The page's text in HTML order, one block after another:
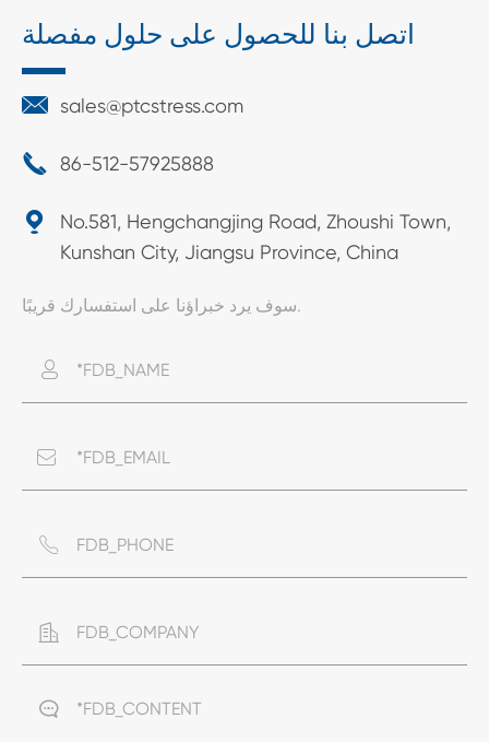
اتصل بنا للحصول على حلول مفصلة
 sales@ptcstress.com
 86-512-57925888

No.581, Hengchangjing Road, Zhoushi Town,
Kunshan City, Jiangsu Province, China
سوف يرد خبراؤنا على استفسارك قريبًا.




